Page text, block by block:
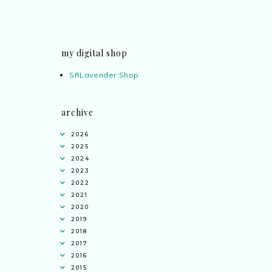
my digital shop
SRLavender Shop
archive
2026
2025
2024
2023
2022
2021
2020
2019
2018
2017
2016
2015